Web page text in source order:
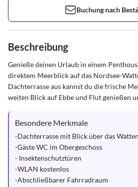
Buchung nach
Beschreibung
Genieße deinen Urlaub in einem
direktem Meerblick auf das Nordsee-
Dachterrasse aus kannst du die frische
weiten Blick auf Ebbe und Flut genießen
Besondere Merkmale
-Dachterrasse mit Blick über das
-Gäste WC im Obergeschoss
- Insektenschutztüren
-WLAN kostenlos
-Abschließbarer Fahrradraum